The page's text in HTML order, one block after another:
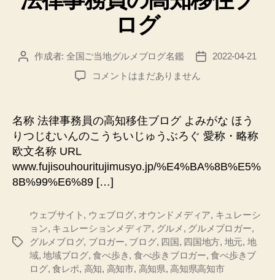
リ
ー
ログ
投 作成者: 全国ご当地グルメブログ名鑑
投
2022-04-21
法
務
員
の
知
移
ブ
ロ
グ
へ
の
コメントはまだありません
名称 法律事務員の高知移住ブログ よみがな ほう
りつじむいんのこうちいじゅうぶろぐ 愛称・略称
欧文名称 URL
www.fujisouhouritujimusyo.jp/%E4%BA%8B%E5%
8B%99%E6%89 […]
タ
ウェブサイト , ウェブログ, オウンドメディア, キュレーシ
ョン, キュレーションメディア, グルメ , グルメブロガー,
グルメブログ, ブロガー, ブログ, 四国 , 四国地方, 地元, 地
域,地域ブログ,食べ歩き, 食べ歩きブロガー,食べ歩きブ
ログ, 食レポ, 高知, 高知市, 高知県,高知県高知市